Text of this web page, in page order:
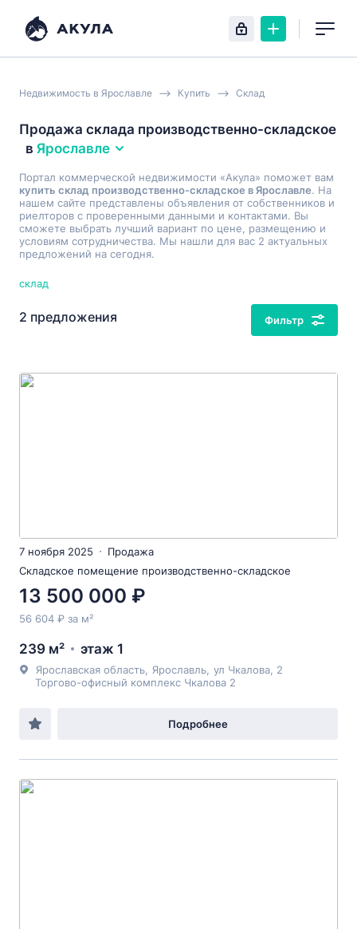
Недвижимость в Ярославле Купить Склад
Продажа склада производственно-складское
в Ярославле
Портал коммерческой недвижимости «Акула» поможет вам
купить склад производственно-складское в Ярославле. На
нашем сайте представлены объявления от собственников и
риелторов с проверенными данными и контактами. Вы
сможете выбрать лучший вариант по цене, размещению и
условиям сотрудничества. Мы нашли для вас 2 актуальных
предложений на сегодня.
склад
2 предложения Фильтр
7 ноября 2025
Продажа
Складское помещение производственно-складское
13 500 000 ₽
56 604 ₽ за м²
239 м² этаж 1
Ярославская область Ярославль ул Чкалова , 2
Торгово-офисный комплекс Чкалова 2
Подробнее